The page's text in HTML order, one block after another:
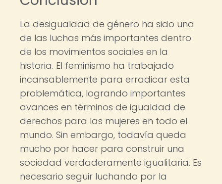
La desigualdad de género ha sido una
de las luchas más importantes dentro
de los movimientos sociales en la
historia. El feminismo ha trabajado
incansablemente para erradicar esta
problemática, logrando importantes
avances en términos de igualdad de
derechos para las mujeres en todo el
mundo. Sin embargo, todavía queda
mucho por hacer para construir una
sociedad verdaderamente igualitaria. Es
necesario seguir luchando por la